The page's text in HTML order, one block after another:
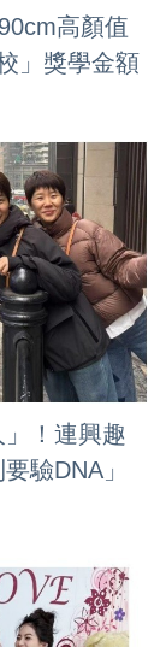
高顏值
」獎學金額
！連興趣
驗DNA」